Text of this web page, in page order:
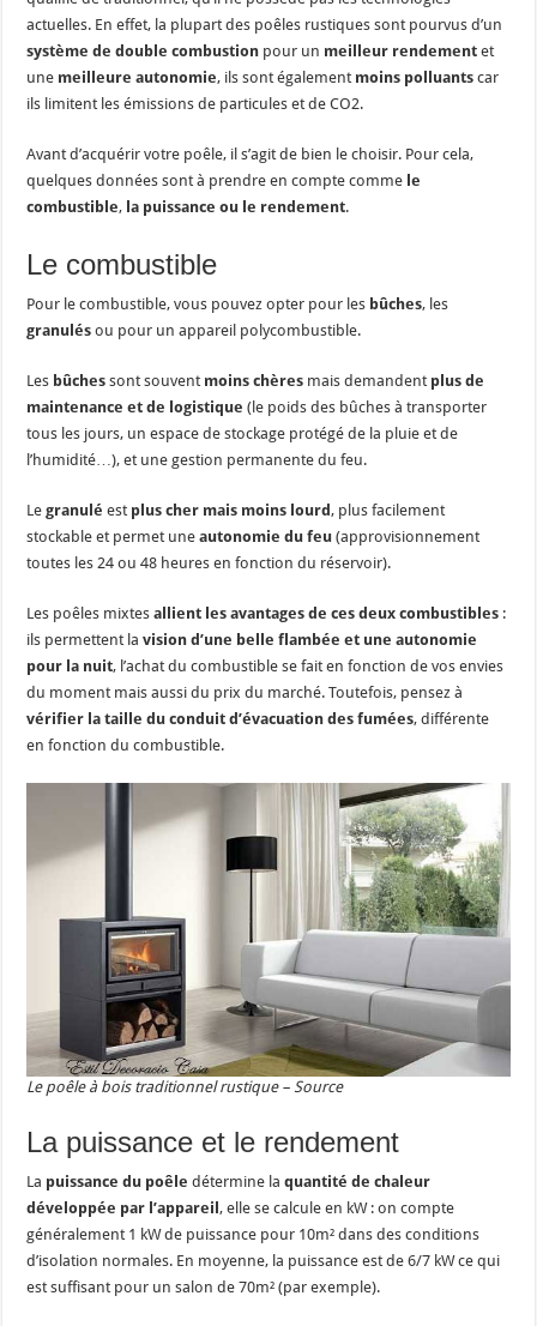
actuelles. En effet, la plupart des poêles rustiques sont pourvus d’un
système de double combustion pour un meilleur rendement et
une meilleure autonomie, ils sont également moins polluants car
ils limitent les émissions de particules et de CO2.
Avant d’acquérir votre poêle, il s’agit de bien le choisir. Pour cela,
quelques données sont à prendre en compte comme le
combustible, la puissance ou le rendement.
Le combustible
Pour le combustible, vous pouvez opter pour les bûches, les
granulés ou pour un appareil polycombustible.
Les bûches sont souvent moins chères mais demandent plus de
maintenance et de logistique (le poids des bûches à transporter
tous les jours, un espace de stockage protégé de la pluie et de
l’humidité…), et une gestion permanente du feu.
Legranulé est plus cher mais moins lourd , plus facilement
stockable et permet uneautonomie du feu (approvisionnement
toutes les 24 ou 48 heures en fonction du réservoir).
Les poêles mixtesallient les avantages de ces deux combustibles :
ils permettent lavision d’une belle flambée et une autonomie
pour la nuit, l’achat du combustible se fait en fonction de vos envies
du moment mais aussi du prix du marché. Toutefois, pensez à
vérifier la taille du conduit d’évacuation des fumées, différente
en fonction du combustible.
Le poêle à bois traditionnel rustique – Source
La puissance et le rendement
La puissance du poêle détermine laquantité de chaleur
développée par l’appareil, elle se calcule en kW : on compte
généralement 1 kW de puissance pour 10m² dans des conditions
d’isolation normales. En moyenne, la puissance est de 6/7 kW ce qui
est suffisant pour un salon de 70m² (par exemple).